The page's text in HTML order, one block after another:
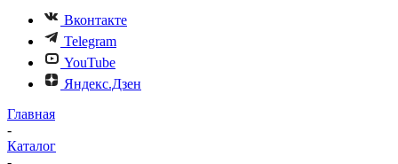
Вконтакте
Telegram
YouTube
Яндекс.Дзен
Главная
-
Каталог